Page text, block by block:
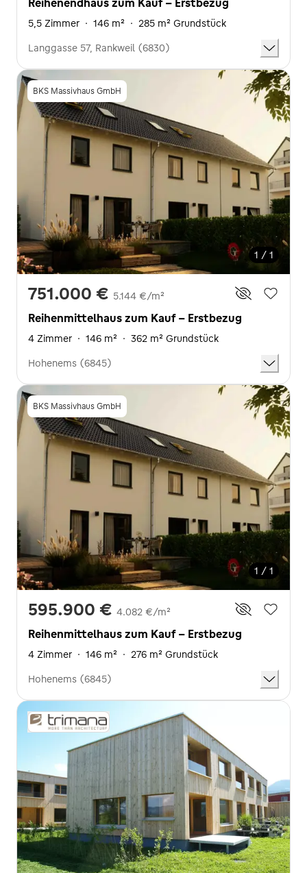
5,5 Zimmer · 146 m² · 285 m² Grundstück
Langgasse 57, Rankweil (6830)
BKS Massivhaus GmbH
1 / 1
751.000 € 5.144 €/m²
Reihenmittelhaus zum Kauf - Erstbezug
4 Zimmer · 146 m² · 362 m² Grundstück
Hohenems (6845)
BKS Massivhaus GmbH
1 / 1
595.900 € 4.082 €/m²
Reihenmittelhaus zum Kauf - Erstbezug
4 Zimmer · 146 m² · 276 m² Grundstück
Hohenems (6845)